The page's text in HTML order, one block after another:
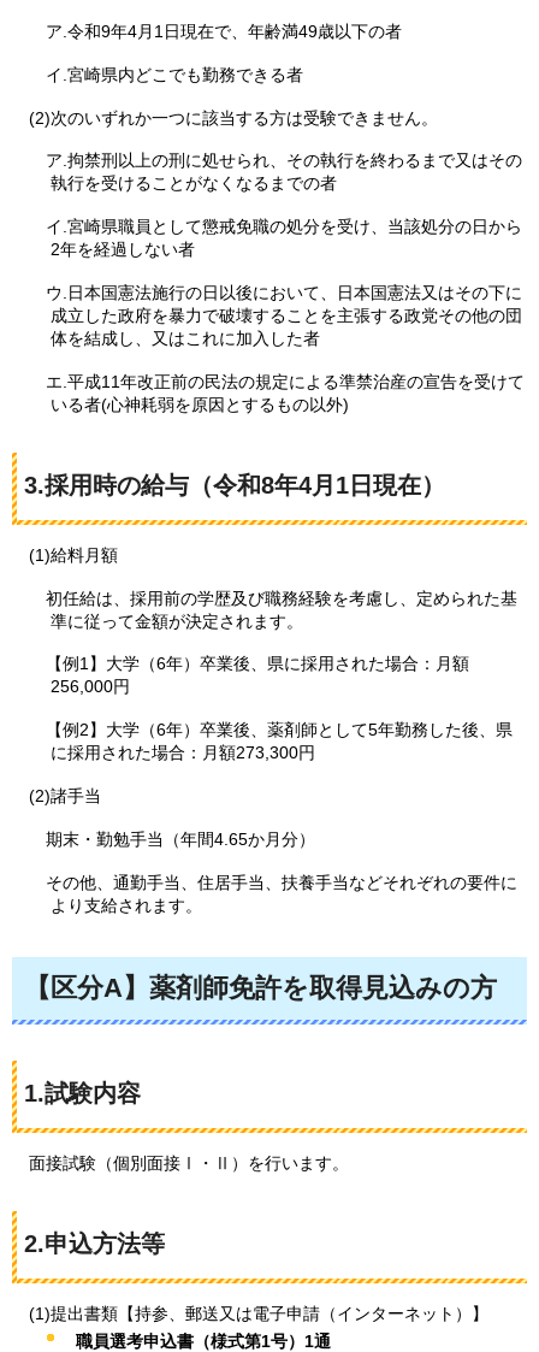
ア.令和9年4月1日現在で、年齢満49歳以下の者
イ.宮崎県内どこでも勤務できる者
(2)次のいずれか一つに該当する方は受験できません。
ア.拘禁刑以上の刑に処せられ、その執行を終わるまで又はその
執行を受けることがなくなるまでの者
イ.宮崎県職員として懲戒免職の処分を受け、当該処分の日から
2年を経過しない者
ウ.日本国憲法施行の日以後において、日本国憲法又はその下に
成立した政府を暴力で破壊することを主張する政党その他の団
体を結成し、又はこれに加入した者
エ.平成11年改正前の民法の規定による準禁治産の宣告を受けて
いる者(心神耗弱を原因とするもの以外)
3.採用時の給与（令和8年4月1日現在）
(1)給料月額
初任給は、採用前の学歴及び職務経験を考慮し、定められた基
準に従って金額が決定されます。
【例1】大学（6年）卒業後、県に採用された場合：月額
256,000円
【例2】大学（6年）卒業後、薬剤師として5年勤務した後、県
に採用された場合：月額273,300円
(2)諸手当
期末・勤勉手当（年間4.65か月分）
その他、通勤手当、住居手当、扶養手当などそれぞれの要件に
より支給されます。
【区分A】薬剤師免許を取得見込みの方
1.試験内容
面接試験（個別面接Ⅰ・Ⅱ）を行います。
2.申込方法等
(1)提出書類【持参、郵送又は電子申請（インターネット）】
職員選考申込書（様式第1号）1通